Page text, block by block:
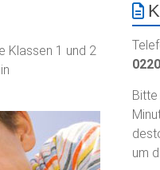
Klassen 1 und 2
um